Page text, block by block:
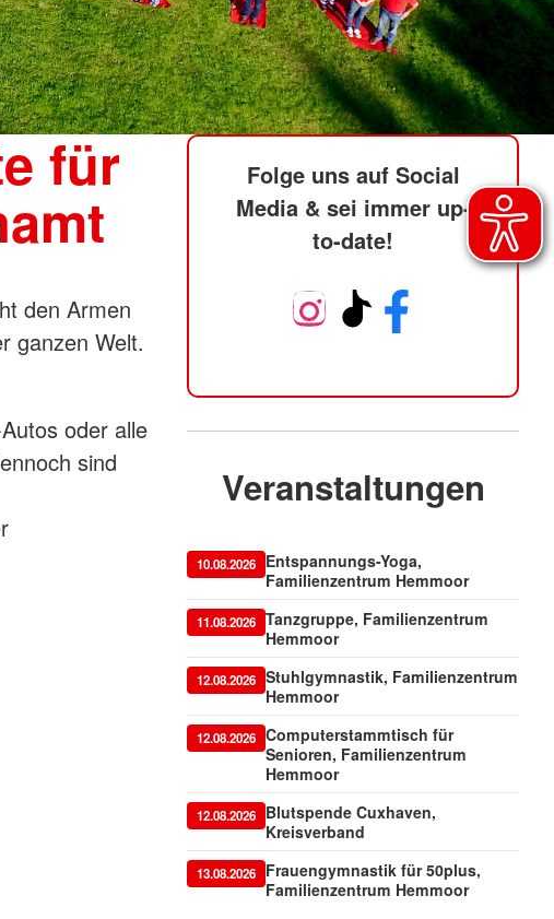
Foto: Nagel-Weinert, DRK…
für
den Armen
ganzen Welt.
oder alle
sind
Folge uns auf Social
Media & sei immer up-
to-date!
Veranstaltungen
10.08.2026 Entspannungs-Yoga,
Familienzentrum Hemmoor
11.08.2026 Tanzgruppe, Familienzentrum
Hemmoor
12.08.2026 Stuhlgymnastik, Familienzentrum
Hemmoor
12.08.2026 Computerstammtisch für
Senioren, Familienzentrum
Hemmoor
12.08.2026 Blutspende Cuxhaven,
Kreisverband
13.08.2026 Frauengymnastik für 50plus,
Familienzentrum Hemmoor